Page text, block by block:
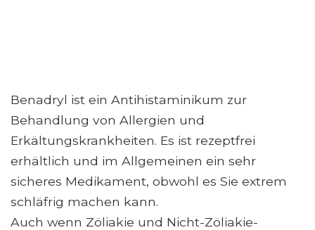
Benadryl ist ein Antihistaminikum zur
Behandlung von Allergien und
Erkältungskrankheiten. Es ist rezeptfrei
erhältlich und im Allgemeinen ein sehr
sicheres Medikament, obwohl es Sie extrem
schläfrig machen kann.
Auch wenn Zöliakie und Nicht-Zöliakie-